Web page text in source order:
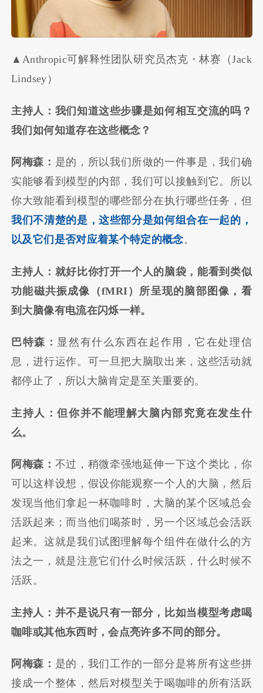
▲Anthropic可解释性团队研究员杰克・林赛（Jack
Lindsey）
主持人：我们知道这些步骤是如何相互交流的吗？
我们如何知道存在这些概念？
阿梅森： 是的，所以我们所做的一件事是，我们确
实能够看到模型的内部，我们可以接触到它。所以
你大致能看到模型的哪些部分在执行哪些任务，但
我们不清楚的是，这些部分是如何组合在一起的，
以及它们是否对应着某个特定的概念。
主持人：就好比你打开一个人的脑袋，能看到类似
功能磁共振成像（fMRI）所呈现的脑部图像，看
到大脑像有电流在闪烁一样。
巴特森： 显然有什么东西在起作用，它在处理信
息，进行运作。可一旦把大脑取出来，这些活动就
都停止了，所以大脑肯定是至关重要的。
主持人：但你并不能理解大脑内部究竟在发生什
么。
阿梅森： 不过，稍微牵强地延伸一下这个类比，你
可以这样设想，假设你能观察一个人的大脑，然后
发现当他们拿起一杯咖啡时，大脑的某个区域总会
活跃起来；而当他们喝茶时，另一个区域总会活跃
起来。这就是我们试图理解每个组件在做什么的方
法之一，就是注意它们什么时候活跃，什么时候不
活跃。
主持人：并不是说只有一部分，比如当模型考虑喝
咖啡或其他东西时，会点亮许多不同的部分。
阿梅森： 是的，我们工作的一部分是将所有这些拼
接成一个整体，然后对模型关于喝咖啡的所有活跃